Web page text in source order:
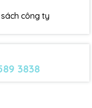
công ty
3838